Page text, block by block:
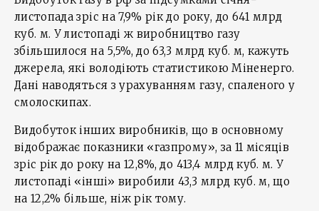
листопада зріс на 7,9% рік до року, до 641 млрд
куб. м. У листопаді ж виробництво газу
збільшилося на 5,5%, до 63,3 млрд куб. м, кажуть
джерела, які володіють статистикою Міненерго.
Дані наводяться з урахуванням газу, спаленого у
смолоскипах.
Видобуток інших виробників, що в основному
відображає показники «газпрому», за 11 місяців
зріс рік до року на 12,8%, до 413,4 млрд куб. м. У
листопаді «інші» виробили 43,3 млрд куб. м, що
на 12,2% більше, ніж рік тому.